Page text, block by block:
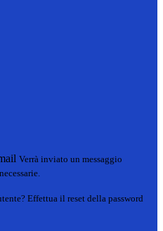
Verrà inviato un messaggio
Effettua il reset della password